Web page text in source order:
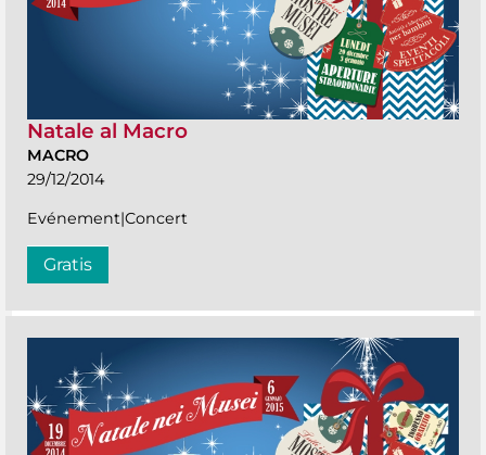
Natale al Macro
MACRO
29/12/2014
Evénement|Concert
Gratis